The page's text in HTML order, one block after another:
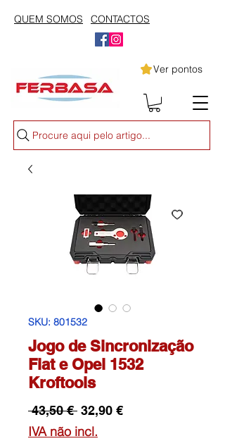
QUEM SOMOS CONTACTOS
Ver pontos
Procure aqui pelo artigo...
SKU: 801532
Jogo de Sincronização
Fiat e Opel 1532
Kroftools
43,50 € Preço
normal
32,90 €Preço
IVA não incl.